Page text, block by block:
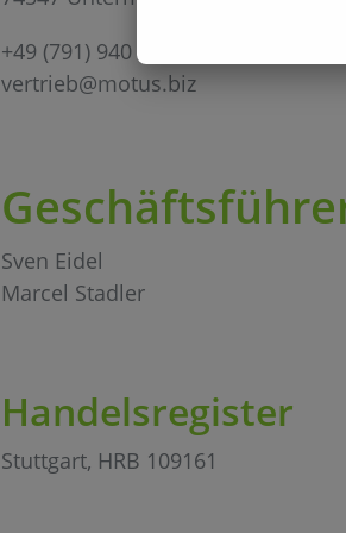
+49 (791) 940 932-0
vertrieb@motus.biz
Sven Eidel
Marcel Stadler
Handelsregister
Stuttgart, HRB 109161